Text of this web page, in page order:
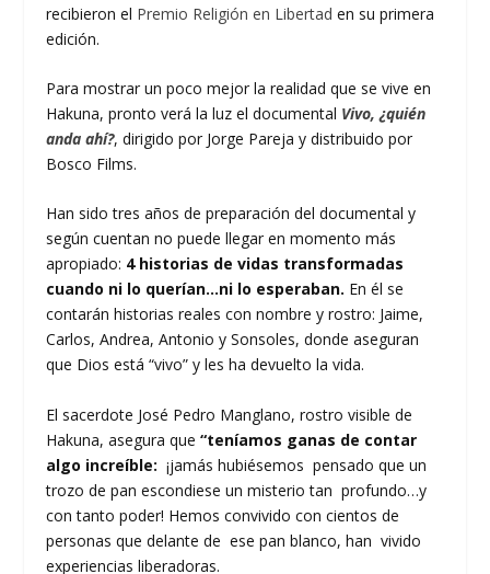
recibieron el Premio Religión en Libertad en su primera
edición.
Para mostrar un poco mejor la realidad que se vive en
Hakuna, pronto verá la luz el documental Vivo, ¿quién
anda ahí?, dirigido por Jorge Pareja y distribuido por
Bosco Films.
Han sido tres años de preparación del documental y
según cuentan no puede llegar en momento más
apropiado: 4 historias de vidas transformadas
cuando ni lo querían…ni lo esperaban. En él se
contarán historias reales con nombre y rostro: Jaime,
Carlos, Andrea, Antonio y Sonsoles, donde aseguran
que Dios está “vivo” y les ha devuelto la vida.
El sacerdote José Pedro Manglano, rostro visible de
Hakuna, asegura que“teníamos ganas de contar
algo increíble: ¡jamás hubiésemos pensado que un
trozo de pan escondiese un misterio tan profundo…y
con tanto poder! Hemos convivido con cientos de
personas que delante de ese pan blanco, han vivido
experiencias liberadoras.